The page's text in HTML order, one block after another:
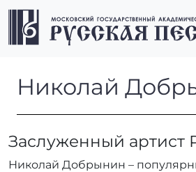
Перейти к содержимому
Перейти к футеру
Николай
Николай
Заслуженный артист
Николай Добрынин –